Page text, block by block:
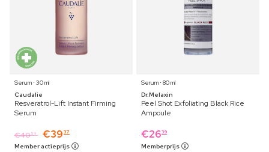
Serum ⋅ 30 ml
Caudalie
Resveratrol-Lift Instant Firming
Serum
€4059 €39 37
Member actieprijs
Serum ⋅ 80 ml
Dr.Melaxin
Peel Shot Exfoliating Black Rice
Ampoule
€2639
Memberprijs